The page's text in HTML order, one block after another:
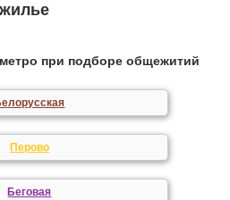
при подборе общежитий
Перово
Беговая